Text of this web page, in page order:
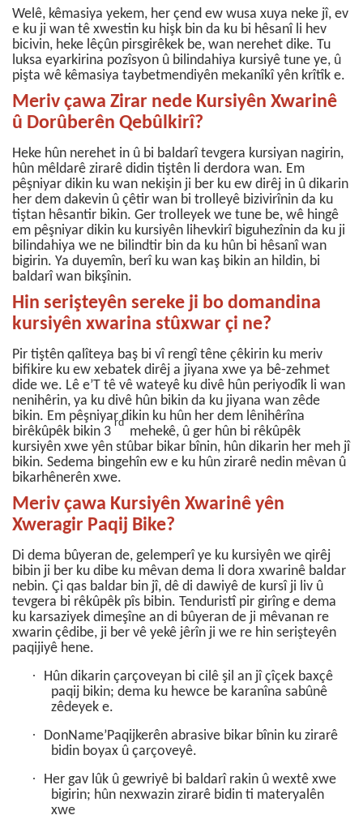
Welê, kêmasiya yekem, her çend ew wusa xuya neke jî, ev
e ku ji wan tê xwestin ku hişk bin da ku bi hêsanî li hev
bicivin, heke lêçûn pirsgirêkek be, wan nerehet dike. Tu
luksa eyarkirina pozîsyon û bilindahiya kursiyê tune ye, û
pişta wê kêmasiya taybetmendiyên mekanîkî yên krîtîk e.
Meriv çawa Zirar nede Kursiyên Xwarinê
û Dorûberên Qebûlkirî?
Heke hûn nerehet in û bi baldarî tevgera kursiyan nagirin,
hûn mêldarê zirarê didin tiştên li derdora wan. Em
pêşniyar dikin ku wan nekişin ji ber ku ew dirêj in û dikarin
her dem dakevin û çêtir wan bi trolleyê bizivirînin da ku
tiştan hêsantir bikin. Ger trolleyek we tune be, wê hingê
em pêşniyar dikin ku kursiyên lihevkirî biguhezînin da ku ji
bilindahiya we ne bilindtir bin da ku hûn bi hêsanî wan
bigirin. Ya duyemîn, berî ku wan kaş bikin an hildin, bi
baldarî wan bikşînin.
Hin serişteyên sereke ji bo domandina
kursiyên xwarina stûxwar çi ne?
Pir tiştên qalîteya baş bi vî rengî têne çêkirin ku meriv
bifikire ku ew xebatek dirêj a jiyana xwe ya bê-zehmet
dide we. Lê e’T tê vê wateyê ku divê hûn periyodîk li wan
nenihêrin, ya ku divê hûn bikin da ku jiyana wan zêde
bikin. Em pêşniyar dikin ku hûn her dem lênihêrîna
birêkûpêk bikin 3
rd
mehekê, û ger hûn bi rêkûpêk
kursiyên xwe yên stûbar bikar bînin, hûn dikarin her meh jî
bikin. Sedema bingehîn ew e ku hûn zirarê nedin mêvan û
bikarhênerên xwe.
Meriv çawa Kursiyên Xwarinê yên
Xweragir Paqij Bike?
Di dema bûyeran de, gelemperî ye ku kursiyên we qirêj
bibin ji ber ku dibe ku mêvan dema li dora xwarinê baldar
nebin. Çi qas baldar bin jî, dê di dawiyê de kursî ji liv û
tevgera bi rêkûpêk pîs bibin. Tenduristî pir girîng e dema
ku karsaziyek dimeşîne an di bûyeran de ji mêvanan re
xwarin çêdibe, ji ber vê yekê jêrîn ji we re hin serişteyên
paqijiyê hene.
·
Hûn dikarin çarçoveyan bi cilê şil an jî çîçek baxçê
paqij bikin; dema ku hewce be karanîna sabûnê
zêdeyek e.
·
DonName’Paqijkerên abrasive bikar bînin ku zirarê
bidin boyax û çarçoveyê.
·
Her gav lûk û gewriyê bi baldarî rakin û wextê xwe
bigirin; hûn nexwazin zirarê bidin ti materyalên
xwe